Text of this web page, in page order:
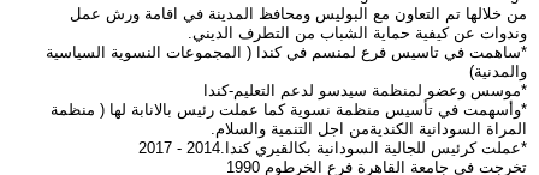
من خلالها تم التعاون مع البوليس ومحافظ المدينة في اقامة ورش عمل
وندوات عن كيفية حماية الشباب من التطرف الديني.
*ساهمت في تاسيس فرع لمنسم في كندا ( المجموعات النسوية السياسية
والمدنية)
*موسس وعضو لمنظمة سيدسو لدعم التعليم-كندا
*وأسهمت في تأسيس منظمة نسوية كما عملت رئيس بالانابة لها ( منظمة
المراة السودانية الكنديةمن اجل التنمية والسلام.
*عملت كرئيس للجالية السودانية بكالقيري كندا.2014 - 2017
تخرجت في جامعة القاهرة فرع الخرطوم 1990